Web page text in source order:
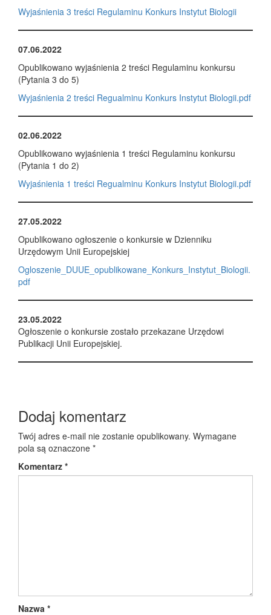
Wyjaśnienia 3 treści Regulaminu Konkurs Instytut Biologii
07.06.2022
Opublikowano wyjaśnienia 2 treści Regulaminu konkursu
(Pytania 3 do 5)
Wyjaśnienia 2 treści Regualminu Konkurs Instytut Biologii.pdf
02.06.2022
Opublikowano wyjaśnienia 1 treści Regulaminu konkursu
(Pytania 1 do 2)
Wyjaśnienia 1 treści Regualminu Konkurs Instytut Biologii.pdf
27.05.2022
Opublikowano ogłoszenie o konkursie w Dzienniku
Urzędowym Unii Europejskiej
Ogloszenie_DUUE_opublikowane_Konkurs_Instytut_Biologii.
pdf
23.05.2022
Ogłoszenie o konkursie zostało przekazane Urzędowi
Publikacji Unii Europejskiej.
Dodaj komentarz
Twój adres e-mail nie zostanie opublikowany. Wymagane
pola są oznaczone *
Komentarz *
Nazwa *